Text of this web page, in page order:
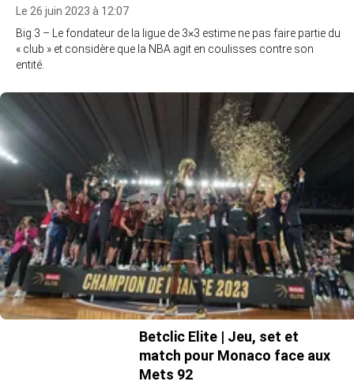
Le 26 juin 2023 à 12:07
Big 3 – Le fondateur de la ligue de 3×3 estime ne pas faire partie du
« club » et considère que la NBA agit en coulisses contre son
entité.
Betclic Elite | Jeu, set et
match pour Monaco face aux
Mets 92